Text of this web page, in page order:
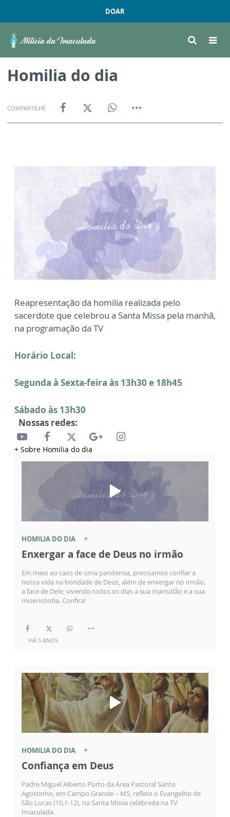
DOAR
Homilia do dia
COMPARTILHE
Reapresentação da homilia realizada pelo
sacerdote que celebrou a Santa Missa pela manhã,
na programação da TV
Horário Local:
Segunda à Sexta-feira às 13h30 e 18h45
Sábado às 13h30
Nossas redes:
+ Sobre Homilia do dia
HOMILIA DO DIA
Enxergar a face de Deus no irmão
Em meio ao caos de uma pandemia, precisamos confiar a
nossa vida na bondade de Deus, além de enxergar no irmão,
a face de Dele, vivendo todos os dias a sua mansidão e a sua
misericórdia. Confira!
HÁ 5 ANOS
HOMILIA DO DIA
Confiança em Deus
Padre Miguel Alberto Porto da Área Pastoral Santo
Agostinho, em Campo Grande – MS, reflete o Evangelho de
São Lucas (10,1-12), na Santa Missa celebrada na TV
Imaculada.